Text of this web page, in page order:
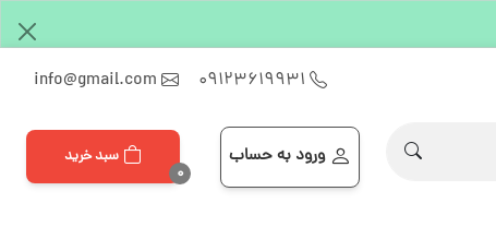
۰۹۱۲۳۶۱۹۹۳۱ info@gmail.com
ورود به حساب
سبد خرید
۰